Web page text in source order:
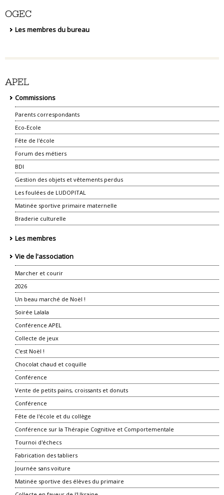
OGEC
Les membres du bureau
APEL
Commissions
Parents correspondants
Eco-Ecole
Fête de l'école
Forum des métiers
BDI
Gestion des objets et vêtements perdus
Les foulées de LUDOPITAL
Matinée sportive primaire maternelle
Braderie culturelle
Les membres
Vie de l'association
Marcher et courir
2026
Un beau marché de Noël !
Soirée Lalala
Conférence APEL
Collecte de jeux
C'est Noël !
Chocolat chaud et coquille
Conférence
Vente de petits pains, croissants et donuts
Conférence
Fête de l'école et du collège
Conférence sur la Thérapie Cognitive et Comportementale
Tournoi d'échecs
Fabrication des tabliers
Journée sans voiture
Matinée sportive des élèves du primaire